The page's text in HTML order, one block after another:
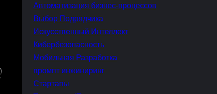
Автоматизация бизнес-процессов
Выбор Подрядчика
Искусственный Интеллект
Кибербезопасность
Мобильная Разработка
промпт инжиниринг
Стартапы